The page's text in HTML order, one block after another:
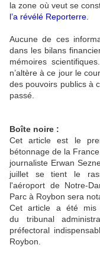
la zone où veut se
l’a révélé Reporterre.
Aucune de ces
dans les bilans
mémoires
n’altère à ce jour le
des pouvoirs publics à
passé.
Boîte noire :
Cet article est le
bétonnage de la
journaliste Erwan
juillet se tient le
l'aéroport de Notre-
Parc à Roybon sera
Cet article a été
du tribunal
préfectoral
Roybon.